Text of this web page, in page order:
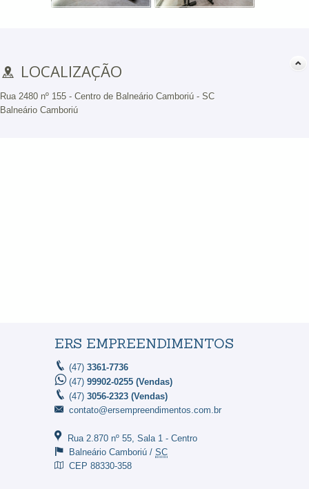
LOCALIZAÇÃO
Rua 2480 nº 155 - Centro de Balneário Camboriú - SC
Balneário Camboriú
ERS EMPREENDIMENTOS
(47) 3361-7736
(47) 99902-0255 (Vendas)
(47) 3056-2323 (Vendas)
contato@ersempreendimentos.com.br
Rua 2.870 nº 55, Sala 1 - Centro
Balneário Camboriú / SC
CEP 88330-358